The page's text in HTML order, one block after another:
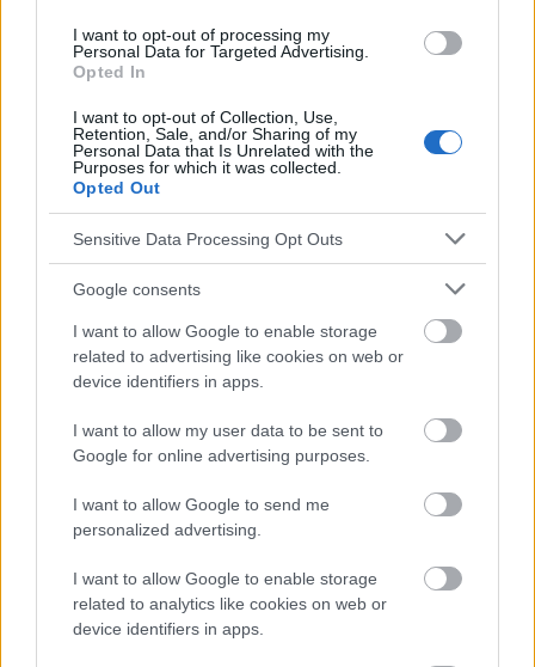
I want to opt-out of processing my
Personal Data for Targeted Advertising.
Opted In
I want to opt-out of Collection, Use,
Retention, Sale, and/or Sharing of my
Personal Data that Is Unrelated with the
Purposes for which it was collected.
Opted Out
Sensitive Data Processing Opt Outs
Google consents
I want to allow Google to enable storage
related to advertising like cookies on web or
device identifiers in apps.
I want to allow my user data to be sent to
Google for online advertising purposes.
I want to allow Google to send me
personalized advertising.
I want to allow Google to enable storage
related to analytics like cookies on web or
device identifiers in apps.
Vorteile von probiotika
Sehen Sie es auch auf english español français
polskim
Die Inhalte und Materialien auf dieser Website dienen nur zu
Bildungs- und Informationszwecken. Der Herausgeber und die
Anwendung verantwortlich. Bevor Sie Ratschläge oder Tipps auf
der Website verwenden, ist es unbedingt erforderlich, einen Arzt
zu konsultieren.
Werbung: